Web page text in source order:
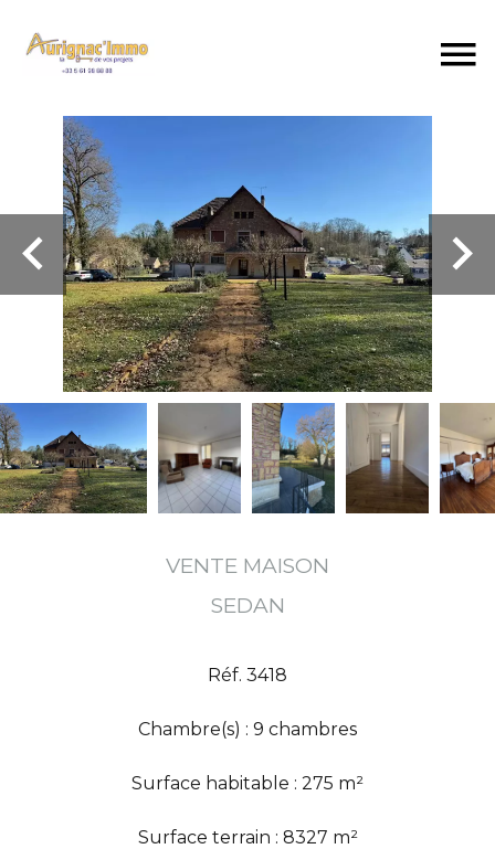
VENTE MAISON
SEDAN
Réf. 3418
Chambre(s) : 9 chambres
Surface habitable : 275 m²
Surface terrain : 8327 m²